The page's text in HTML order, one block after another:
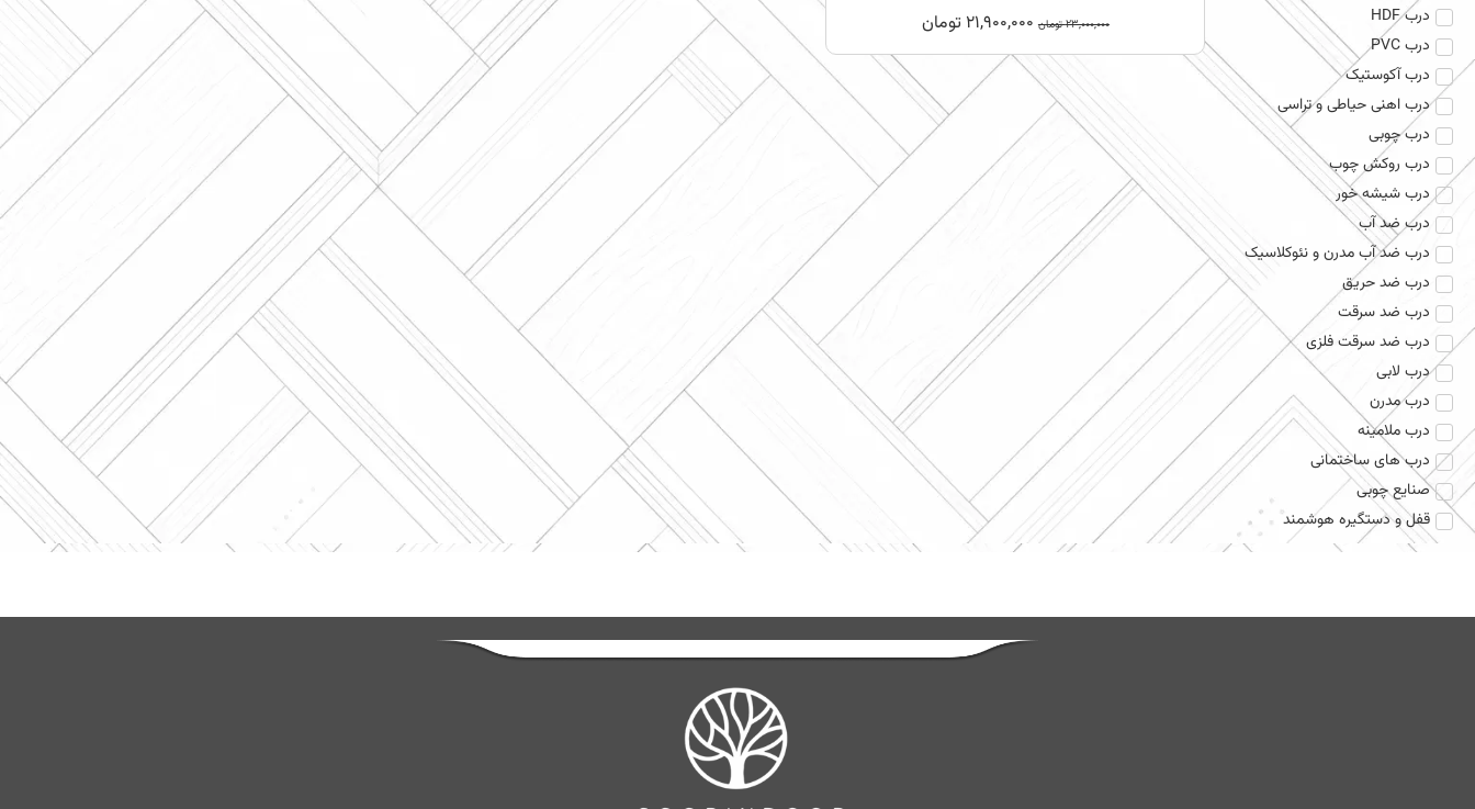
درب HDF
درب PVC
درب آکوستیک
درب اهنی حیاطی و تراسی
درب چوبی
درب روکش چوب
درب شیشه خور
درب ضد آب
درب ضد آب مدرن و نئوکلاسیک
درب ضد حریق
درب ضد سرقت
درب ضد سرقت فلزی
درب لابی
درب مدرن
درب ملامینه
درب های ساختمانی
صنایع چوبی
قفل و دستگیره هوشمند
23,000,000 تومان 21,900,000 تومان